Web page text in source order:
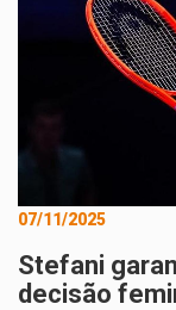
07/11/2025
Stefani
decisão